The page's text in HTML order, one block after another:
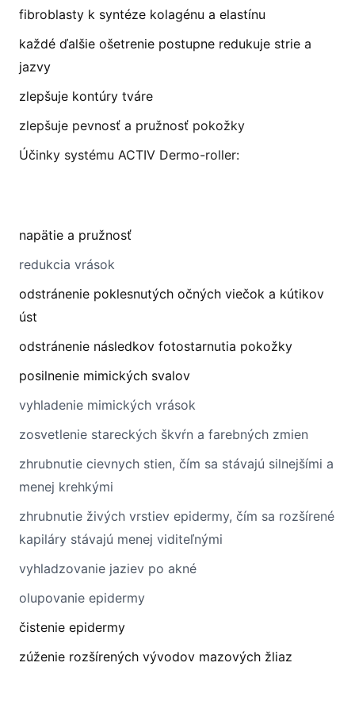
fibroblasty k syntéze kolagénu a elastínu
každé ďalšie ošetrenie postupne redukuje strie a
jazvy
zlepšuje kontúry tváre
zlepšuje pevnosť a pružnosť pokožky
Účinky systému ACTIV Dermo-roller:
napätie a pružnosť
redukcia vrások
odstránenie poklesnutých očných viečok a kútikov
úst
odstránenie následkov fotostarnutia pokožky
posilnenie mimických svalov
vyhladenie mimických vrások
zosvetlenie stareckých škvŕn a farebných zmien
zhrubnutie cievnych stien, čím sa stávajú silnejšími a
menej krehkými
zhrubnutie živých vrstiev epidermy, čím sa rozšírené
kapiláry stávajú menej viditeľnými
vyhladzovanie jaziev po akné
olupovanie epidermy
čistenie epidermy
zúženie rozšírených vývodov mazových žliaz